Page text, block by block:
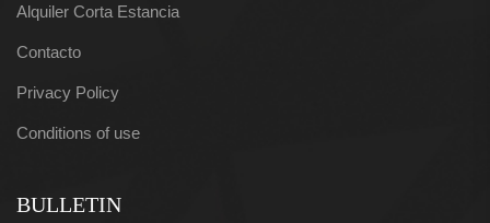
Alquiler Corta Estancia
Contacto
Privacy Policy
Conditions of use
BULLETIN